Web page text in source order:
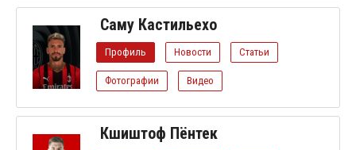
Саму Кастильехо
Профиль Новости Статьи
Фотографии Видео
Кшиштоф Пёнтек